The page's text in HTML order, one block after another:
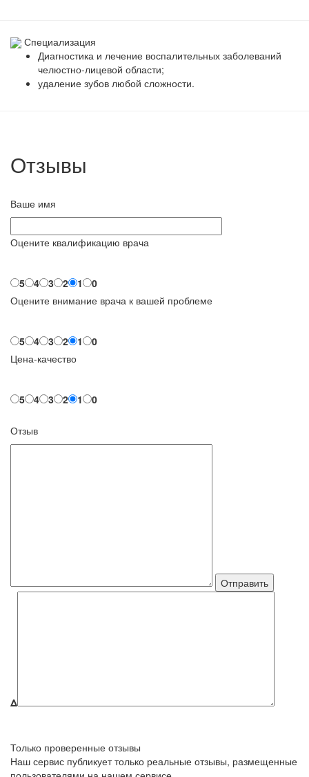
Специализация
Диагностика и лечение воспалительных заболеваний
челюстно-лицевой области;
удаление зубов любой сложности.
Отзывы
Ваше имя
Оцените квалификацию врача
5 4 3 2 1
0
Оцените внимание врача к вашей проблеме
5 4 3 2 1
0
Цена-качество
5 4 3 2 1 0
Отзыв
Δ
Только проверенные отзывы
Наш сервис публикует только реальные отзывы, размещенные